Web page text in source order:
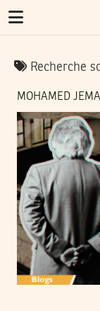
Recherche
MOHAMED